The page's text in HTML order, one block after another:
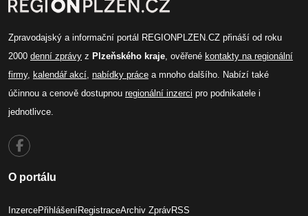
Zpravodajský a informační portál REGIONPLZEN.CZ přináší od roku
2000 denní zprávy z Plzeňského kraje, ověřené kontakty na regionální
firmy, kalendář akcí, nabídky práce a mnoho dalšího. Nabízí také
účinnou a cenově dostupnou regionální inzerci pro podnikatele i
jednotlivce.
O portálu
InzercePřihlášeníRegistraceArchiv ZprávRSS